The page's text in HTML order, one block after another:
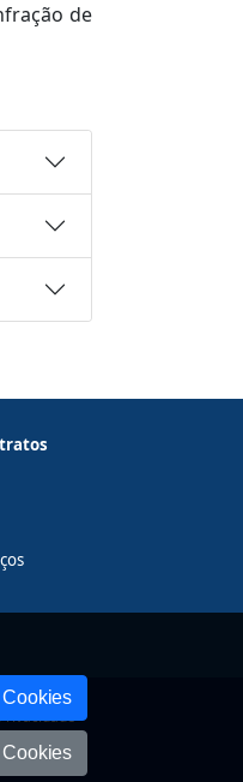
de
Cookies